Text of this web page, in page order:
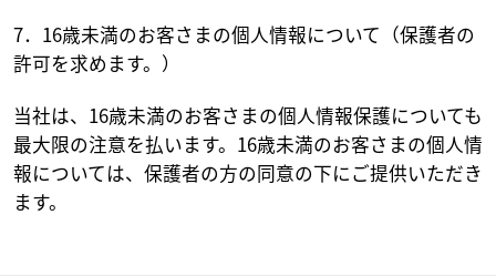
7．16歳未満のお客さまの個人情報について（保護者の
許可を求めます。）
当社は、16歳未満のお客さまの個人情報保護についても
最大限の注意を払います。16歳未満のお客さまの個人情
報については、保護者の方の同意の下にご提供いただき
ます。